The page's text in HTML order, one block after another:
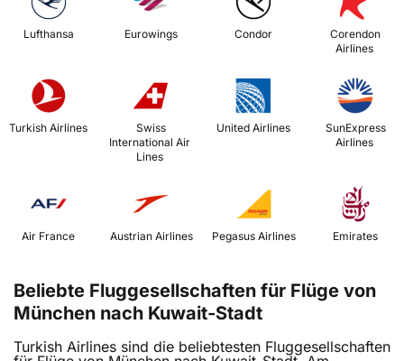
Lufthansa Eurowings Condor
Corendon
Airlines
Turkish Airlines
International Air
Lines
United Airlines
Airlines
Air France Austrian Airlines Emirates
Beliebte Fluggesellschaften für Flüge von
München nach Kuwait-Stadt
Turkish Airlines sind die beliebtesten Fluggesellschaften